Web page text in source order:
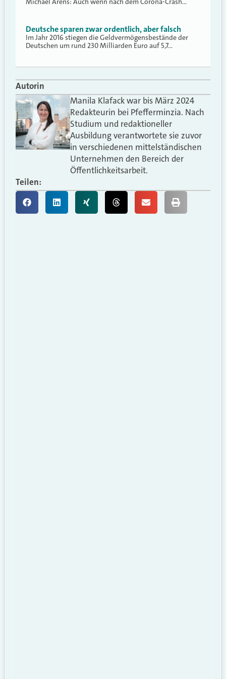
Deutsche sparen zwar ordentlich, aber falsch
Im Jahr 2016 stiegen die Geldvermögensbestände der
Deutschen um rund 230 Milliarden Euro auf 5,7…
Autorin
Manila Klafack war bis März 2024
Redakteurin bei Pfefferminzia. Nach
Studium und redaktioneller
Ausbildung verantwortete sie zuvor
in verschiedenen mittelständischen
Unternehmen den Bereich der
Öffentlichkeitsarbeit.
Teilen: